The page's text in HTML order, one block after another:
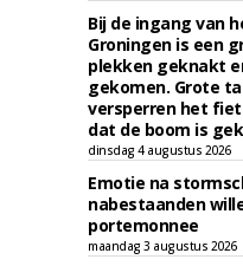
Bij de ingang van
Groningen is een
plekken geknakt
gekomen. Grote
versperren het
dat de boom is
dinsdag 4 augustus 2026
Emotie na
nabestaanden
portemonnee
maandag 3 augustus 2026